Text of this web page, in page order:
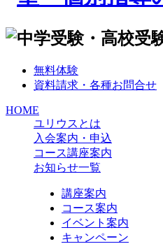
無料体験
資料請求・各種お問合せ
HOME
ユリウスとは
入会案内・申込
コース講座案内
お知らせ一覧
講座案内
コース案内
イベント案内
キャンペーン